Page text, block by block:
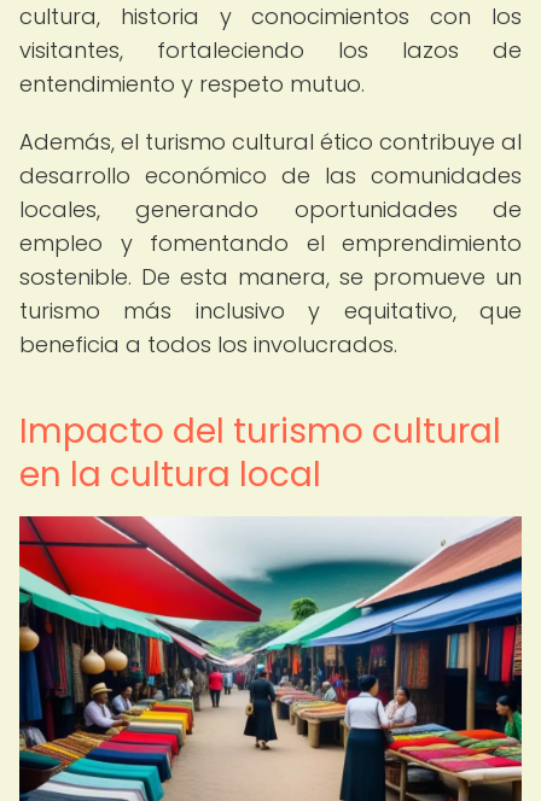
cultura, historia y conocimientos con los
visitantes, fortaleciendo los lazos de
entendimiento y respeto mutuo.
Además, el turismo cultural ético contribuye al
desarrollo económico de las comunidades
locales, generando oportunidades de
empleo y fomentando el emprendimiento
sostenible. De esta manera, se promueve un
turismo más inclusivo y equitativo, que
beneficia a todos los involucrados.
Impacto del turismo cultural
en la cultura local